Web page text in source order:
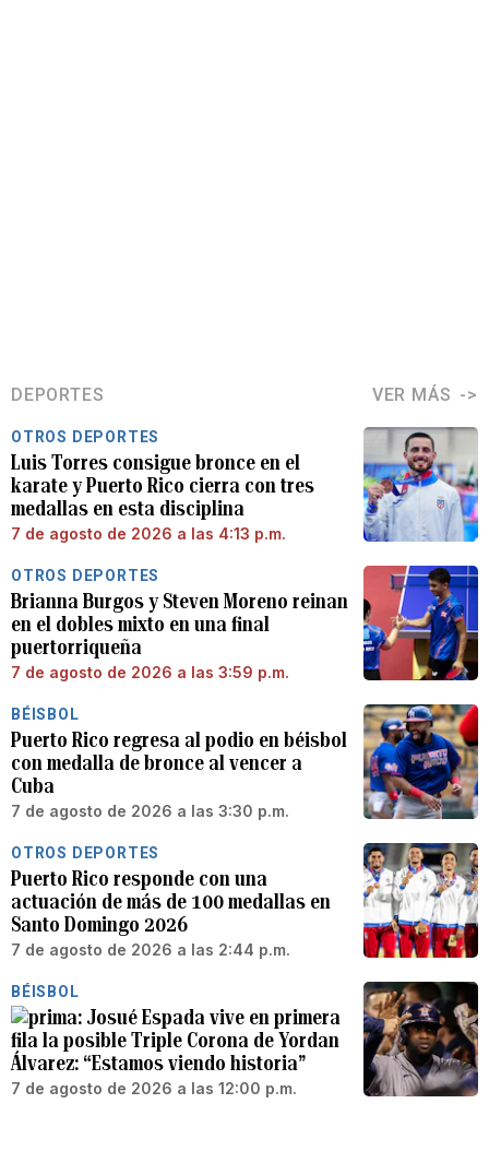
DEPORTES VER MÁS
OTROS DEPORTES
Luis Torres consigue bronce en el
karate y Puerto Rico cierra con tres
medallas en esta disciplina
7 de agosto de 2026 a las 4:13 p.m.
OTROS DEPORTES
Brianna Burgos y Steven Moreno reinan
en el dobles mixto en una final
puertorriqueña
7 de agosto de 2026 a las 3:59 p.m.
BÉISBOL
Puerto Rico regresa al podio en béisbol
con medalla de bronce al vencer a
Cuba
7 de agosto de 2026 a las 3:30 p.m.
OTROS DEPORTES
Puerto Rico responde con una
actuación de más de 100 medallas en
Santo Domingo 2026
7 de agosto de 2026 a las 2:44 p.m.
BÉISBOL
Josué Espada vive en primera
fila la posible Triple Corona de Yordan
Álvarez: “Estamos viendo historia”
7 de agosto de 2026 a las 12:00 p.m.